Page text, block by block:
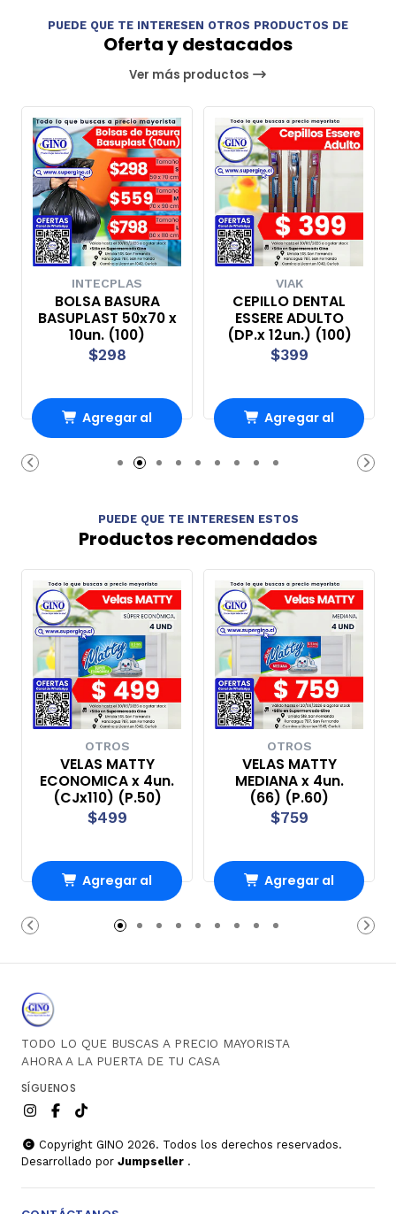
PUEDE QUE TE INTERESEN OTROS PRODUCTOS DE
Oferta y destacados
Ver más productos
INTECPLAS
BOLSA BASURA
BASUPLAST 50x70 x
10un. (100)
$298
Agregar al
carrito
VIAK
CEPILLO DENTAL
ESSERE ADULTO
(DP.x 12un.) (100)
$399
Agregar al
carrito
PUEDE QUE TE INTERESEN ESTOS
Productos recomendados
OTROS
VELAS MATTY
ECONOMICA x 4un.
(CJx110) (P.50)
$499
Agregar al
carrito
OTROS
VELAS MATTY
MEDIANA x 4un.
(66) (P.60)
$759
Agregar al
carrito
TODO LO QUE BUSCAS A PRECIO MAYORISTA
AHORA A LA PUERTA DE TU CASA
SÍGUENOS
Copyright GINO 2026. Todos los derechos reservados.
Desarrollado por Jumpseller .